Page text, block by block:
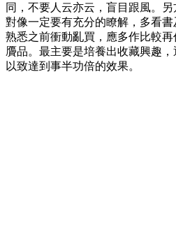
同，不要人云亦云，盲目跟風。
對像一定要有充分的瞭解，多看
熟悉之前衝動亂買，應多作比較
贗品。最主要是培養出收藏興趣，
以致達到事半功倍的效果。